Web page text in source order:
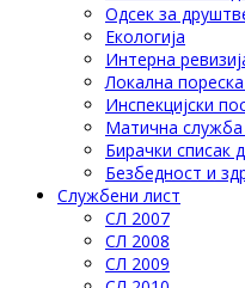
Одсек за
Eкологија
Интерна
Локална
Инспекцијски
Матична служба
Бирачки списак
Безбедност и
Службени лист
СЛ 2007
СЛ 2008
СЛ 2009